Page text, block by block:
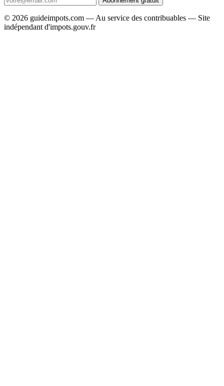
© 2026 guideimpots.com — Au service des contribuables — Site
indépendant d'impots.gouv.fr